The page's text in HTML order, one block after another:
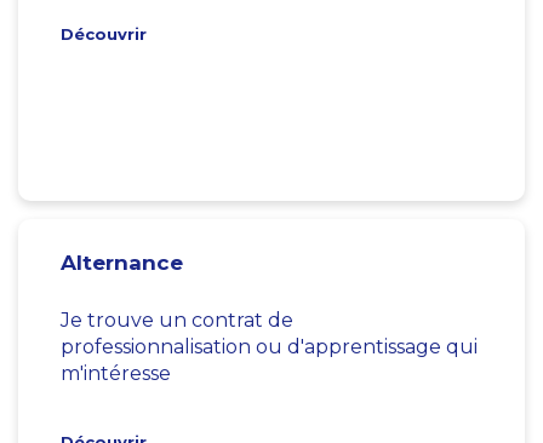
Découvrir
Alternance
Je trouve un contrat de
professionnalisation ou d'apprentissage qui
m'intéresse